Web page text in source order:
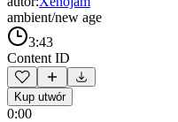
ambient/new age
3:43
Content ID
Kup utwór
0:00